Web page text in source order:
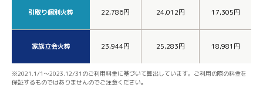
引取り個別火葬 22,786円 24,012円 17,305円
家族立会火葬 23,944円 25,283円 18,981円
※2021.1/1～2023.12/31のご利用料金に基づいて算出しています。ご利用の際の料金を
保証するものではありませんのでご注意ください。